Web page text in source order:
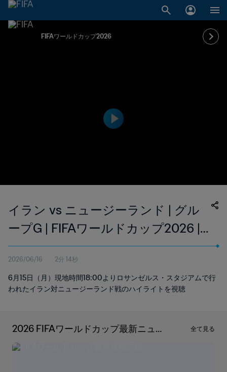
FIFAワールドカップ2026
イラン vs ニュージーランド | グル
ープG | FIFAワールドカップ2026 |
ハイライト
2026/06/16 2分 14秒
6月15日（月）現地時間18:00よりロサンゼルス・スタジアムで行
われたイラン対ニュージーランド戦のハイライトを視聴
2026 FIFAワールドカップ最新ニュ
ース
全て見る